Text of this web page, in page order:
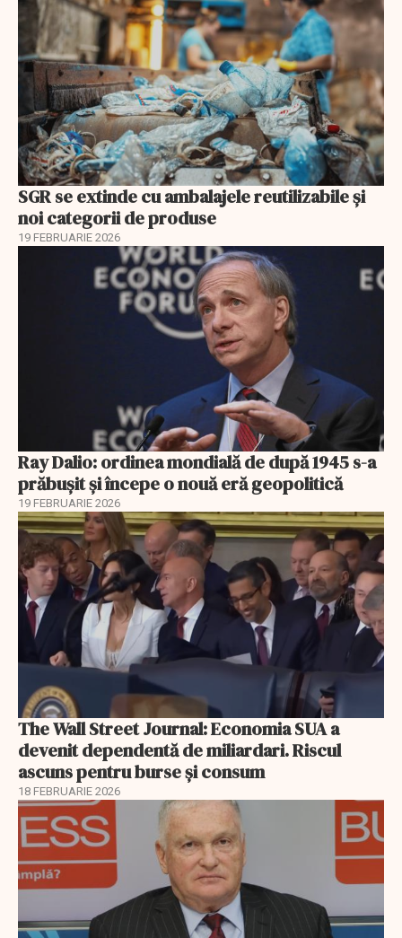
SGR se extinde cu ambalajele reutilizabile și
noi categorii de produse
19 FEBRUARIE 2026
Ray Dalio: ordinea mondială de după 1945 s-a
prăbușit și începe o nouă eră geopolitică
19 FEBRUARIE 2026
The Wall Street Journal: Economia SUA a
devenit dependentă de miliardari. Riscul
ascuns pentru burse și consum
18 FEBRUARIE 2026
EXCLUSIV